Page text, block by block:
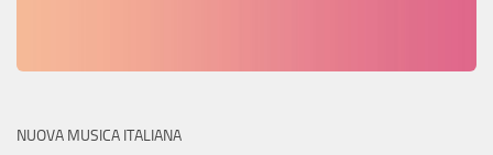
NUOVA MUSICA ITALIANA